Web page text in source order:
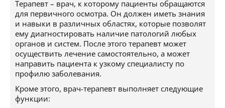
Терапевт – врач, к которому пациенты обращаются
для первичного осмотра. Он должен иметь знания
и навыки в различных областях, которые позволят
ему диагностировать наличие патологий любых
органов и систем. После этого терапевт может
осуществить лечение самостоятельно, а может
направить пациента к узкому специалисту по
профилю заболевания.
Кроме этого, врач-терапевт выполняет следующие
функции: